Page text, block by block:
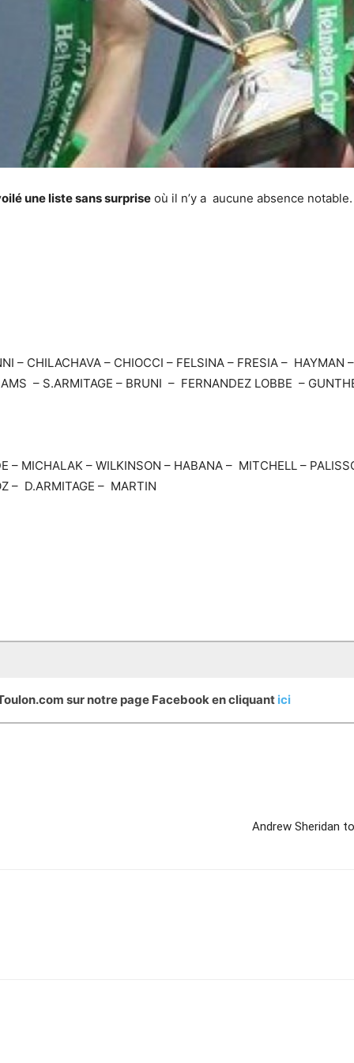
une liste sans surprise où il n’y a aucune absence
– CHILACHAVA – CHIOCCI – FELSINA – FRESIA – HAYMAN
– S.ARMITAGE – BRUNI – FERNANDEZ LOBBE –
– MICHALAK – WILKINSON – HABANA – MITCHELL –
– D.ARMITAGE – MARTIN
sur notre page Facebook en cliquant ici
Andrew Sheridan